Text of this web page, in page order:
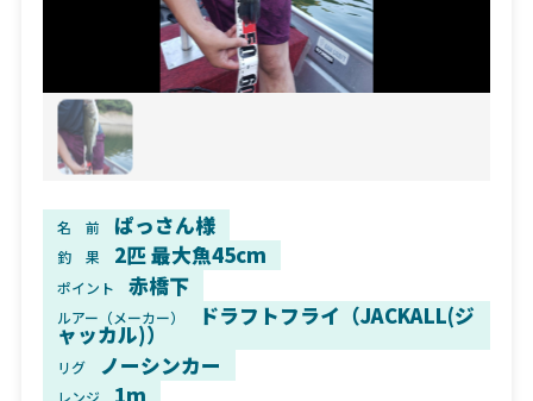
名 前 ぱっさん様
釣 果 2匹 最大魚45cm
ポイント 赤橋下
ルアー（メーカー） ドラフトフライ（JACKALL(ジ
ャッカル)）
リグ ノーシンカー